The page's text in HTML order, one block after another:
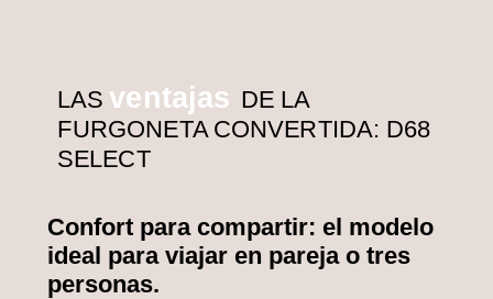
LASventajas DE LA
FURGONETA CONVERTIDA: D68
SELECT
Confort para compartir: el modelo
ideal para viajar en pareja o tres
personas.